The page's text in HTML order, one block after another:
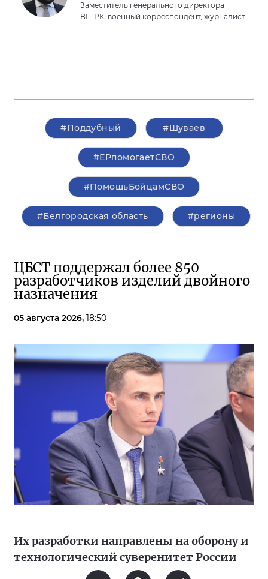
Заместитель генерального директора
ВГТРК, военный корреспондент, журналист
#Поддубный #Шуваев
#ЕРпомогаетСВО
#ПомощьБойцамСВО
#Белгородская область #регионы
ЦБСТ поддержал более 850
разработчиков изделий двойного
назначения
05 августа 2026, 18:50
Их разработки направлены на оборону и
технологический суверенитет России